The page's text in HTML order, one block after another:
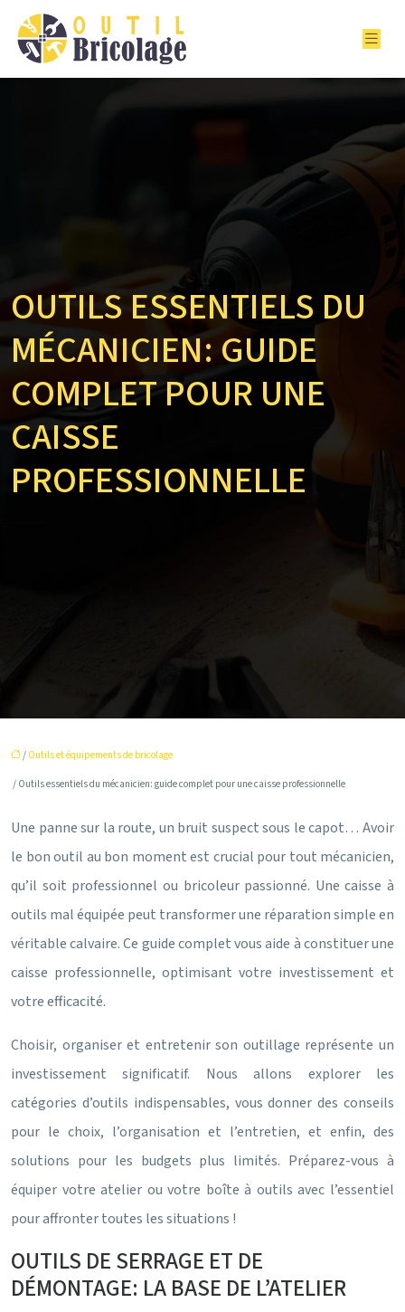
OUTILS ESSENTIELS DU
MÉCANICIEN: GUIDE
COMPLET POUR UNE
CAISSE
PROFESSIONNELLE
/ Outils et équipements de bricolage
/ Outils essentiels du mécanicien: guide complet pour une caisse professionnelle
Une panne sur la route, un bruit suspect sous le capot… Avoir
le bon outil au bon moment est crucial pour tout mécanicien,
qu’il soit professionnel ou bricoleur passionné. Une caisse à
outils mal équipée peut transformer une réparation simple en
véritable calvaire. Ce guide complet vous aide à constituer une
caisse professionnelle, optimisant votre investissement et
votre efficacité.
Choisir, organiser et entretenir son outillage représente un
investissement significatif. Nous allons explorer les
catégories d’outils indispensables, vous donner des conseils
pour le choix, l’organisation et l’entretien, et enfin, des
solutions pour les budgets plus limités. Préparez-vous à
équiper votre atelier ou votre boîte à outils avec l’essentiel
pour affronter toutes les situations !
OUTILS DE SERRAGE ET DE
DÉMONTAGE: LA BASE DE L’ATELIER